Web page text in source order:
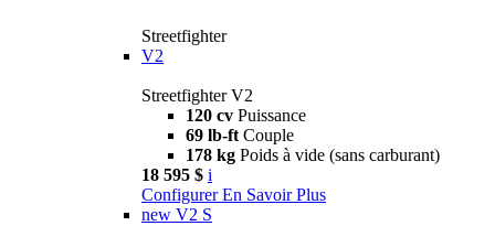
Streetfighter
V2
Streetfighter V2
120 cv Puissance
69 lb-ft Couple
178 kg Poids à vide (sans carburant)
18 595 $ i
Configurer En Savoir Plus
new V2 S